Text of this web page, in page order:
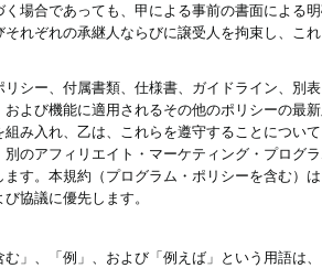
場合であっても、甲による事前の書面による
れぞれの承継人ならびに譲受人を拘束し、こ
シー、付属書類、仕様書、ガイドライン、別
および機能に適用されるその他のポリシーの最
組み入れ、乙は、これらを遵守することにつ
のアフィリエイト・マーケティング・プログ
す。本規約（プログラム・ポリシーを含む）
協議に優先します。
」、「例」、および「例えば」という用語は